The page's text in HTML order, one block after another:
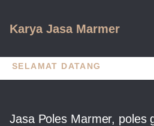
Karya Jasa Marmer
SELAMAT DATANG
Jasa Poles Marmer, poles